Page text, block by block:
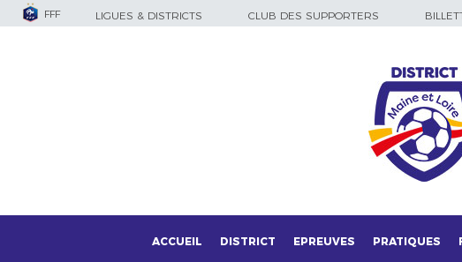
FFF LIGUES & DISTRICTS CLUB DES SUPPORTERS
ACCUEIL DISTRICT EPREUVES PRATIQUES